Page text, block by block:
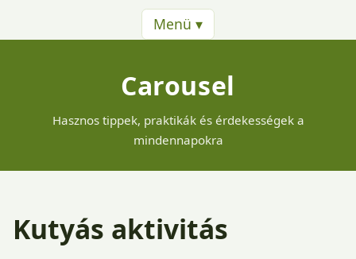
Menü ▾
Carousel
Hasznos tippek, praktikák és érdekességek a
mindennapokra
Kutyás aktivitás